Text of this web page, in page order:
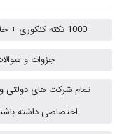
1000 نکته کنکوری + خلاصه جزوات ارشد بهداشت حرفه ای
جزوات و
تمام شرکت های
اختصاصی داشته